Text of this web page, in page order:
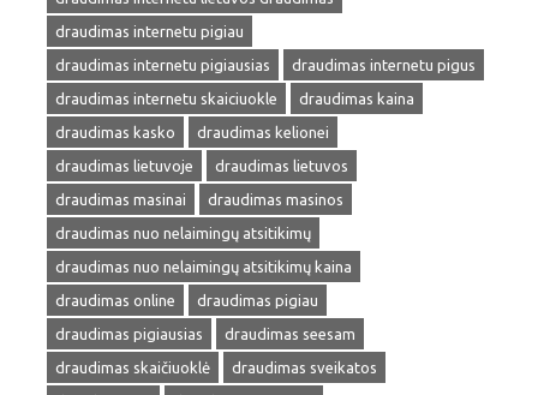
draudimas internetu pigiau
draudimas internetu pigiausias
draudimas internetu pigus
draudimas internetu skaiciuokle
draudimas kaina
draudimas kasko
draudimas kelionei
draudimas lietuvoje
draudimas lietuvos
draudimas masinai
draudimas masinos
draudimas nuo nelaimingų atsitikimų
draudimas nuo nelaimingų atsitikimų kaina
draudimas online
draudimas pigiau
draudimas pigiausias
draudimas seesam
draudimas skaičiuoklė
draudimas sveikatos